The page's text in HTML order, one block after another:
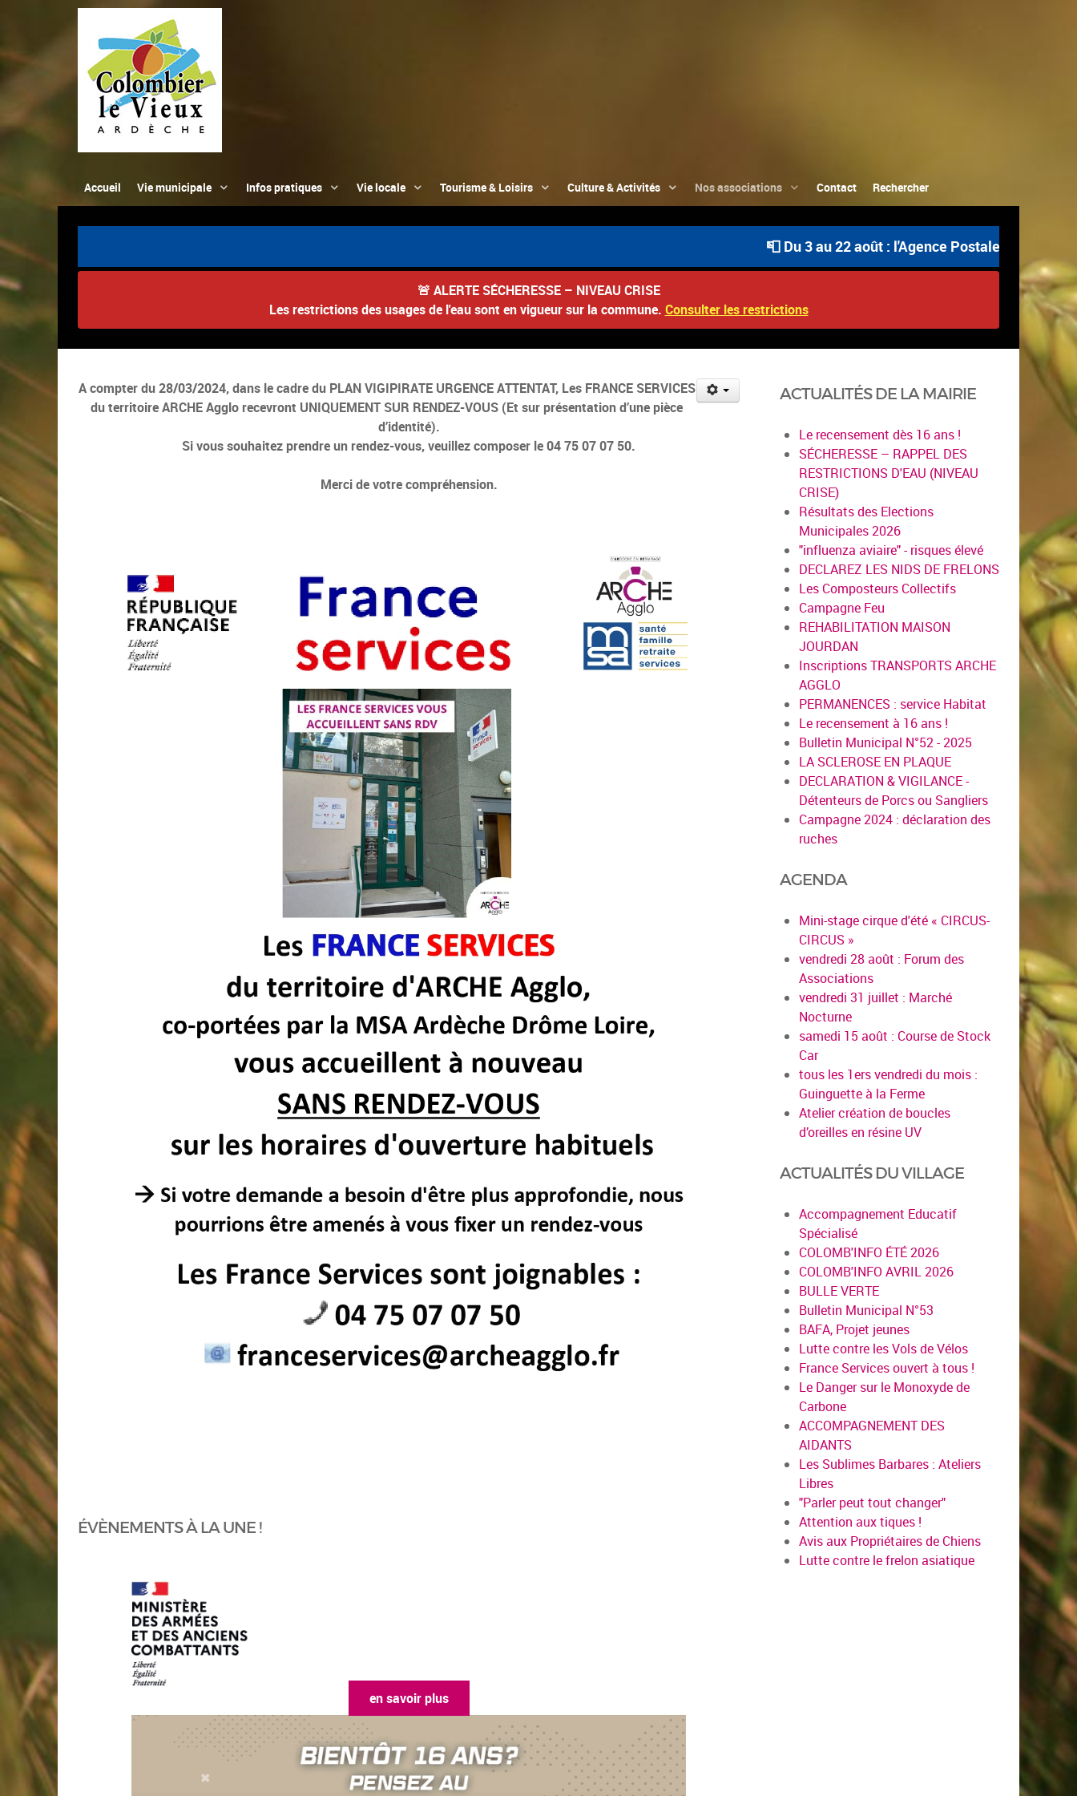
Accueil Vie municipale Infos pratiques Vie locale Tourisme & Loisirs Culture & Activités Nos associations Contact Rechercher
📮 Du 3 au 22 août : l'Agence Postale Communale
🚨 ALERTE SÉCHERESSE – NIVEAU CRISE
Les restrictions des usages de l'eau sont en vigueur sur la commune. Consulter les restrictions
A compter du 28/03/2024, dans le cadre du PLAN VIGIPIRATE URGENCE ATTENTAT, Les FRANCE SERVICES
du territoire ARCHE Agglo recevront UNIQUEMENT SUR RENDEZ-VOUS (Et sur présentation d’une pièce
d’identité).
Si vous souhaitez prendre un rendez-vous, veuillez composer le 04 75 07 07 50.
Merci de votre compréhension.
ÉVÈNEMENTS À LA UNE !
en savoir plus
ACTUALITÉS DE LA MAIRIE
Le recensement dès 16 ans !
SÉCHERESSE – RAPPEL DES
RESTRICTIONS D'EAU (NIVEAU
CRISE)
Résultats des Elections
Municipales 2026
"influenza aviaire" - risques élevé
DECLAREZ LES NIDS DE FRELONS
Les Composteurs Collectifs
Campagne Feu
REHABILITATION MAISON
JOURDAN
Inscriptions TRANSPORTS ARCHE
AGGLO
PERMANENCES : service Habitat
Le recensement à 16 ans !
Bulletin Municipal N°52 - 2025
LA SCLEROSE EN PLAQUE
DECLARATION & VIGILANCE -
Détenteurs de Porcs ou Sangliers
Campagne 2024 : déclaration des
ruches
AGENDA
Mini-stage cirque d'été « CIRCUS-
CIRCUS »
vendredi 28 août : Forum des
Associations
vendredi 31 juillet : Marché
Nocturne
samedi 15 août : Course de Stock
Car
tous les 1ers vendredi du mois :
Guinguette à la Ferme
Atelier création de boucles
d’oreilles en résine UV
ACTUALITÉS DU VILLAGE
Accompagnement Educatif
Spécialisé
COLOMB'INFO ÉTÉ 2026
COLOMB'INFO AVRIL 2026
BULLE VERTE
Bulletin Municipal N°53
BAFA, Projet jeunes
Lutte contre les Vols de Vélos
France Services ouvert à tous !
Le Danger sur le Monoxyde de
Carbone
ACCOMPAGNEMENT DES
AIDANTS
Les Sublimes Barbares : Ateliers
Libres
"Parler peut tout changer"
Attention aux tiques !
Avis aux Propriétaires de Chiens
Lutte contre le frelon asiatique